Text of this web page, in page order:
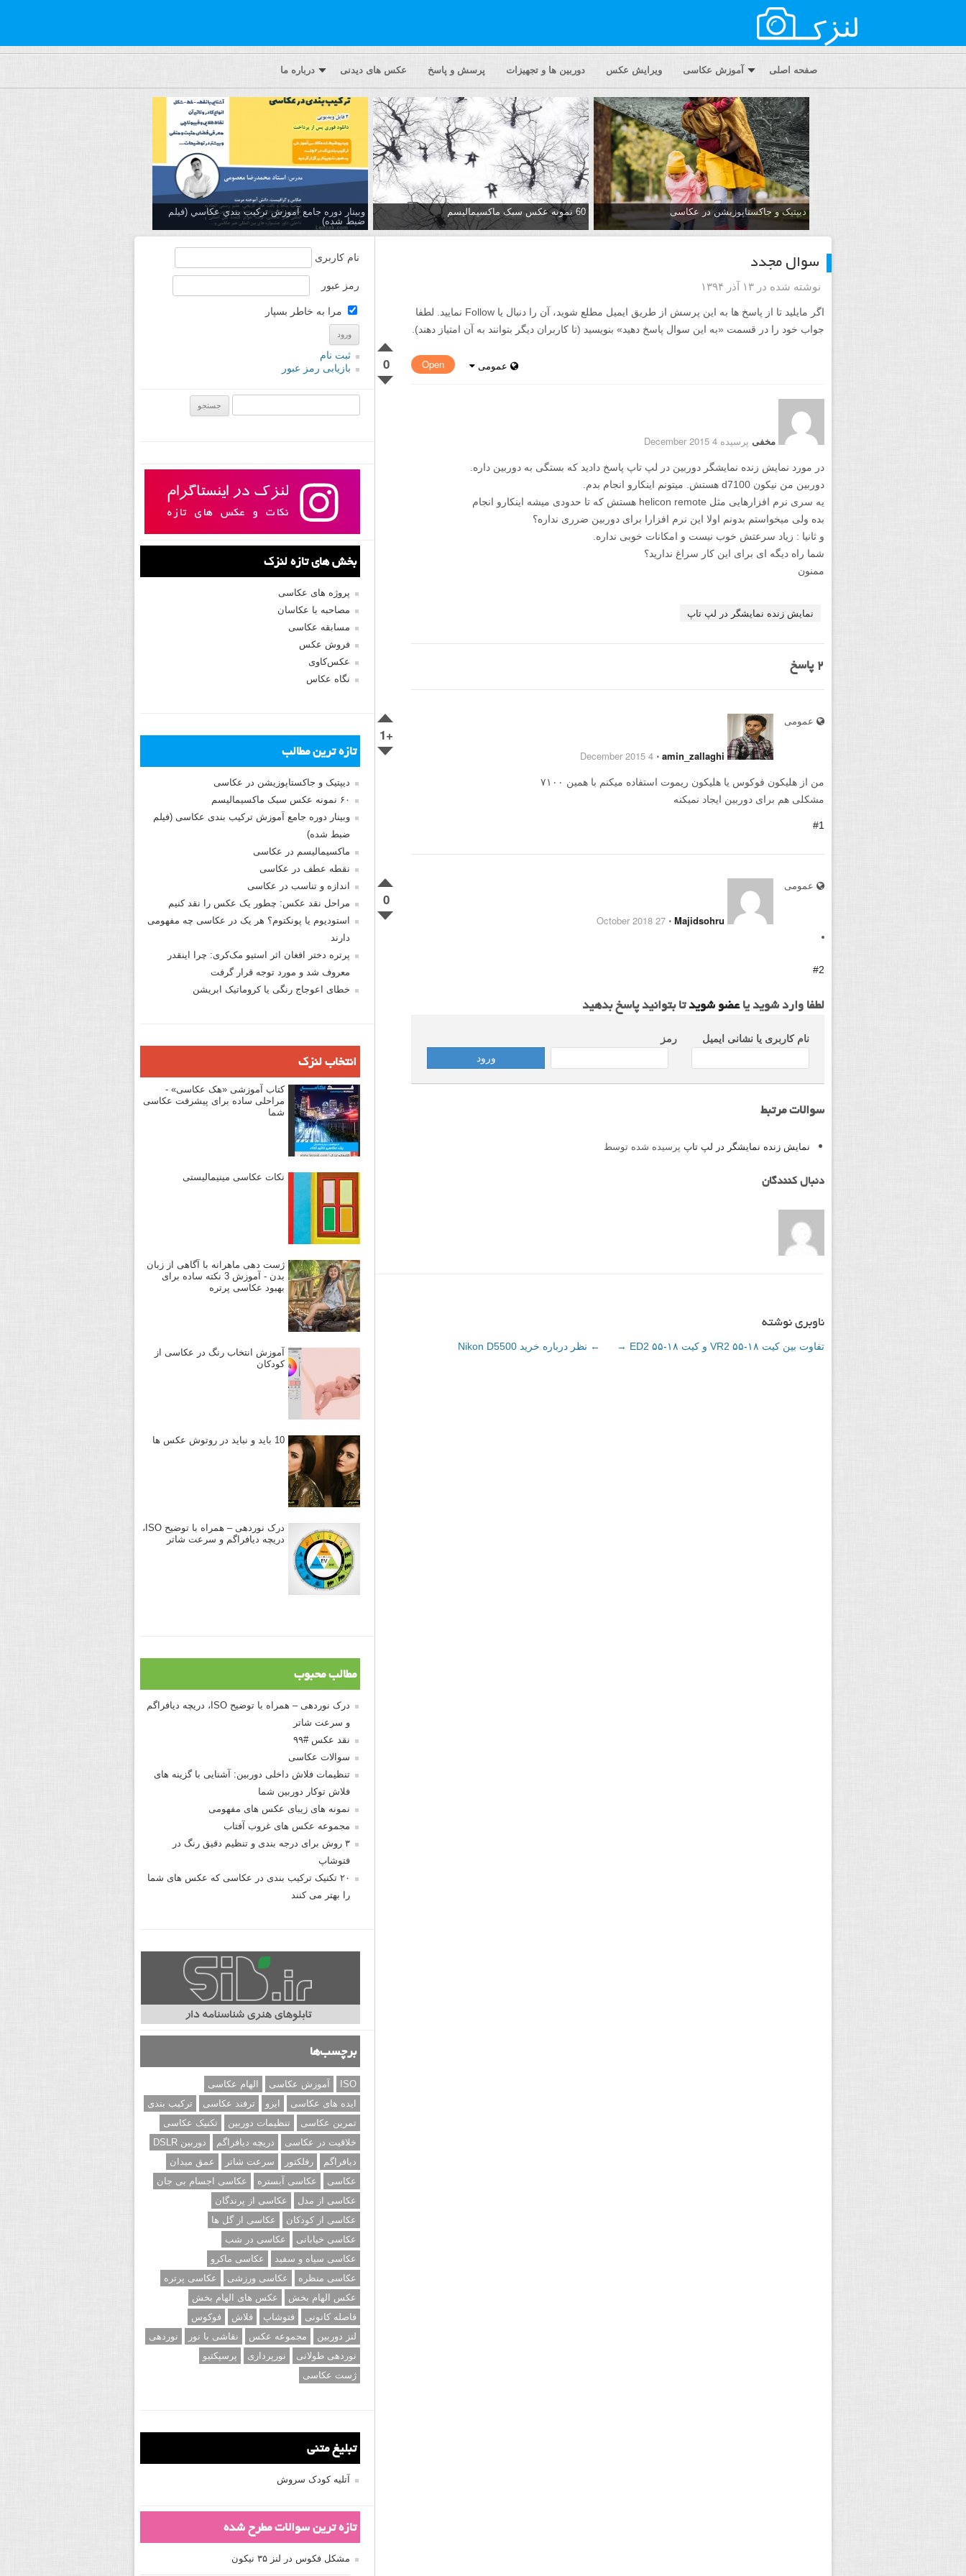
صفحه اصلی آموزش عکاسی ویرایش عکس دوربین ها و تجهیزات پرسش و پاسخ عکس های دیدنی درباره ما
دیپتیک و جاکستا‌پوزیشن در عکاسی 60 نمونه عکس سبک ماکسیمالیسم
وبینار دوره جامع آموزش تركيب بندي عكاسي (فیلم
ضبط شده)
سوال مجدد
نوشته شده در ۱۳ آذر ۱۳۹۴
اگر مایلید تا از پاسخ ها به این پرسش از طریق ایمیل مطلع شوید، آن را دنبال یا Follow نمایید. لطفا
جواب خود را در قسمت «به این سوال پاسخ دهید» بنویسید (تا کاربران دیگر بتوانند به آن امتیاز دهند).
0 Open عمومی
مخفی پرسیده 4 December 2015
در مورد نمایش زنده نمایشگر دوربین در لپ تاپ پاسخ دادید که بستگی به دوربین داره.
دوربین من نیکون d7100 هستش. میتونم اینکارو انجام بدم.
یه سری نرم افزارهایی مثل helicon remote هستش که تا حدودی میشه اینکارو انجام
بده ولی میخواستم بدونم اولا این نرم افزارا برای دوربین ضرری نداره؟
و ثانیا : زیاد سرعتش خوب نیست و امکانات خوبی نداره.
شما راه دیگه ای برای این کار سراغ ندارید؟
ممنون
نمایش زنده نمایشگر در لپ تاپ
2 پاسخ
+1
عمومی
amin_zallaghi
⋅
4 December 2015
من از هلیکون فوکوس یا هلیکون ریموت استفاده میکنم با همین ۷۱۰۰
مشکلی هم برای دوربین ایجاد نمیکنه
#1
0
عمومی
Majidsohru
⋅
27 October 2018
#2
لطفا وارد شوید یاعضو شویدتا بتوانید پاسخ بدهید
نام کاربری یا نشانی ایمیل رمز
سوالات مرتبط
نمایش زنده نمایشگر در لپ تاپ پرسیده شده توسط
دنبال کنندگان
ناوبری نوشته
← نظر درباره خرید Nikon D5500 تفاوت بین کیت ۱۸-۵۵ VR2 و کیت ۱۸-۵۵ ED2 →
نام کاربری
رمز عبور
مرا به خاطر بسپار
ثبت نام
بازیابی رمز عبور
بخش های تازه لنزک
پروژه های عکاسی
مصاحبه با عکاسان
مسابقه عکاسی
فروش عکس
عکس‌کاوی
نگاه عکاس
تازه ترین مطالب
دیپتیک و جاکستا‌پوزیشن در عکاسی
۶۰ نمونه عکس سبک ماکسیمالیسم
وبینار دوره جامع آموزش ترکیب بندی عکاسی (فیلم
ضبط شده)
ماکسیمالیسم در عکاسی
نقطه عطف در عکاسی
اندازه و تناسب در عکاسی
مراحل نقد عکس: چطور یک عکس را نقد کنیم
استودیوم یا پونکتوم؟ هر یک در عکاسی چه مفهومی
دارند
پرتره دختر افغان اثر استیو مک‌کری: چرا اینقدر
معروف شد و مورد توجه قرار گرفت
خطای اعوجاج رنگی یا کروماتیک ابریشن
انتخاب لنزک
کتاب آموزشی «هک عکاسی» -
مراحلی ساده برای پیشرفت عکاسی
شما
نکات عکاسی مینیمالیستی
ژست دهی ماهرانه با آگاهی از زبان
بدن - آموزش 3 نکته ساده برای
بهبود عکاسی پرتره
آموزش انتخاب رنگ در عکاسی از
کودکان
10 باید و نباید در روتوش عکس ها
درک نوردهی – همراه با توضیح ISO،
دریچه دیافراگم و سرعت شاتر
مطالب محبوب
درک نوردهی – همراه با توضیح ISO، دریچه دیافراگم
و سرعت شاتر
نقد عکس #۹۹
سوالات عکاسی
تنظیمات فلاش داخلی دوربین: آشنایی با گزینه های
فلاش توکار دوربین شما
نمونه های زیبای عکس های مفهومی
مجموعه عکس های غروب آفتاب
۳ روش برای درجه بندی و تنظیم دقیق رنگ در
فتوشاپ
۲۰ تکنیک ترکیب بندی در عکاسی که عکس های شما
را بهتر می کنند
برچسب‌ها
ISO آموزش عکاسی
الهام عکاسی
ایده های عکاسی
ایزو ترفند عکاسی
ترکیب بندی
تمرین عکاسی
تنظیمات دوربین
تکنیک عکاسی
خلاقیت در عکاسی
دریچه دیافراگم
دوربین DSLR
دیافراگم
رفلکتور سرعت شاتر
عمق میدان
عکاسی
عکاسی آبستره
عکاسی اجسام بی جان
عکاسی از مدل
عکاسی از پرندگان
عکاسی از کودکان
عکاسی از گل ها
عکاسی خیابانی
عکاسی در شب
عکاسی سیاه و سفید
عکاسی ماکرو
عکاسی منظره
عکاسی ورزشی
عکاسی پرتره
عکس الهام بخش
عکس های الهام بخش
فاصله کانونی
فتوشاپ فلاش
فوکوس
لنز دوربین
مجموعه عکس نقاشی با نور
نوردهی
نوردهی طولانی
نورپردازی
پرسپکتیو
ژست عکاسی
تبلیغ متنی
آتلیه کودک سروش
تازه ترین سوالات مطرح شده
مشکل فکوس در لنز ۳۵ نیکون